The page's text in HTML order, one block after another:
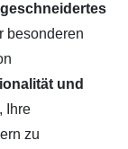
besonderen
und
Ihre
zu